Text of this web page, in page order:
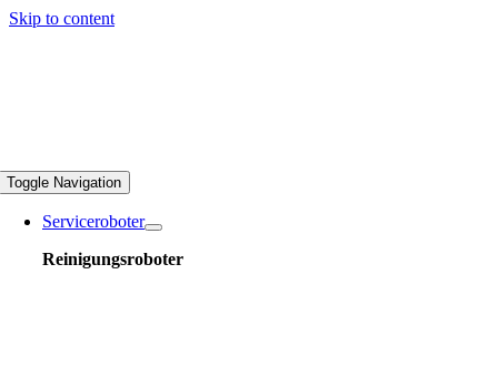
Skip to content
Toggle Navigation
Serviceroboter
Reinigungsroboter